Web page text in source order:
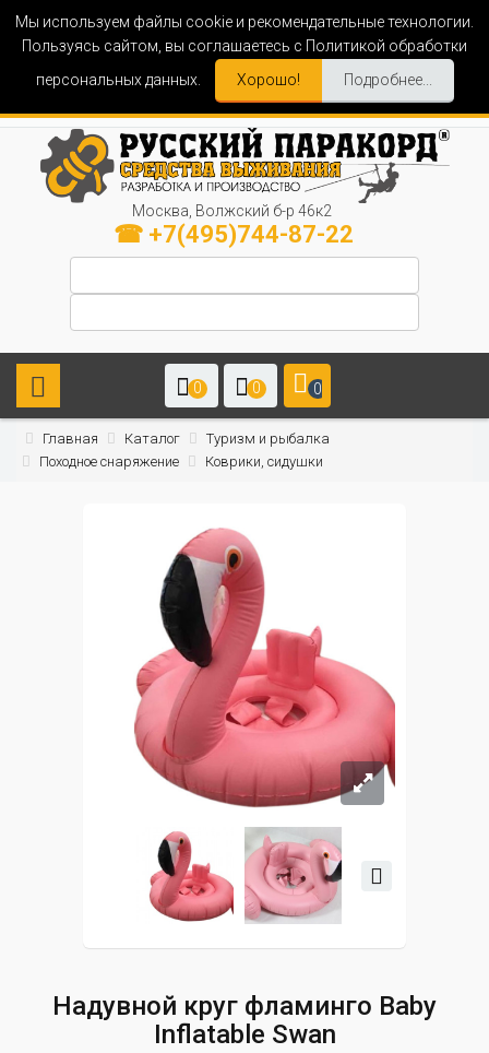
Мы используем файлы cookie и рекомендательные технологии.
Пользуясь сайтом, вы соглашаетесь с Политикой обработки
персональных данных.
Хорошо! Подробнее...
Москва, Волжский б-р 46к2
☎ +7(495)744-87-22
0 0 0
Главная Каталог
Туризм и рыбалка
Походное снаряжение
Коврики, сидушки
Надувной круг фламинго Baby
Inflatable Swan